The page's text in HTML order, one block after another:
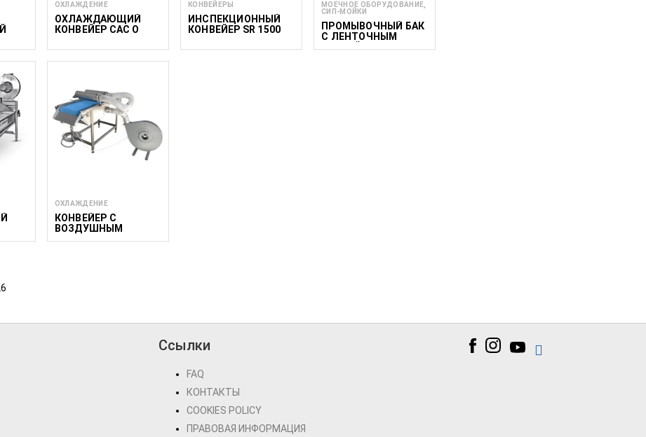
ОХЛАЖДЕНИЕ
ОХЛАЖДАЮЩИЙ
КОНВЕЙЕР CAC O
КОНВЕЙЕРЫ
ИНСПЕКЦИОННЫЙ
КОНВЕЙЕР SR 1500
МОЕЧНОЕ ОБОРУДОВАНИЕ,
СИП-МОЙКИ
ПРОМЫВОЧНЫЙ БАК
С ЛЕНТОЧНЫМ
КОНВЕЙЕРОМ И
ОХЛАЖДЕНИЕ
КОНВЕЙЕР С
ВОЗДУШНЫМ
ОХЛАЖДЕНИЕМ CAC
Ссылки
FAQ
КОНТАКТЫ
COOKIES POLICY
ПРАВОВАЯ ИНФОРМАЦИЯ